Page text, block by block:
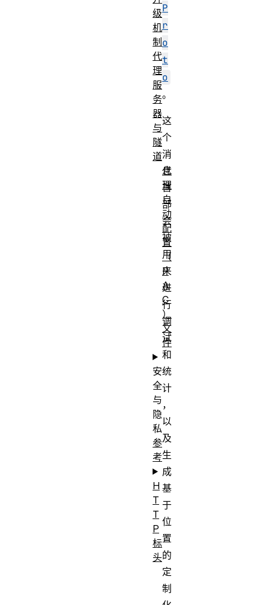
P
r
o
t
o
。
这
个
消
息
首
部
会
被
用
来
进
行
调
试
和
统
计
，
以
及
生
成
基
于
位
置
的
定
制
级
机
制
代
理
服
务
器
与
隧
道
代
理
自
动
配
置
（
P
A
C
）
文
件
安
全
与
隐
私
参
考
H
T
T
P
标
头